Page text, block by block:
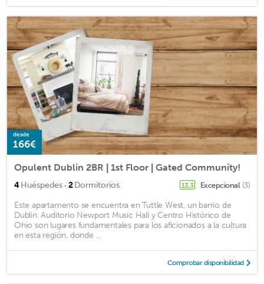
desde
166€
Opulent Dublin 2BR | 1st Floor | Gated Community!
4Huéspedes · 2Dormitorios 13,3 Excepcional (3)
Este apartamento se encuentra en Tuttle West, un barrio de
Dublin. Auditorio Newport Music Hall y Centro Histórico de
Ohio son lugares fundamentales para los aficionados a la cultura
en esta región, donde ...
Comprobar disponibilidad